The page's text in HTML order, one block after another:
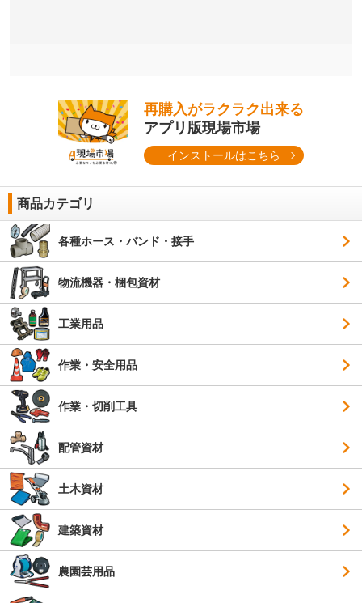
再購入がラクラク出来る
アプリ版現場市場
インストールはこちら
商品カテゴリ
各種ホース・バンド・接手
物流機器・梱包資材
工業用品
作業・安全用品
作業・切削工具
配管資材
土木資材
建築資材
農園芸用品